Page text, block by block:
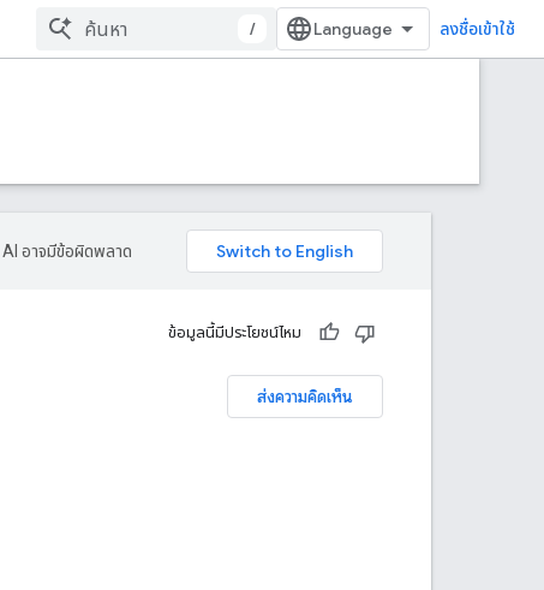
/ ลงชื่อเข้าใช้
อาจมีข้อผิดพลาด
ข้อมูลนี้มีประโยชน์ไหม
ส่งความคิดเห็น